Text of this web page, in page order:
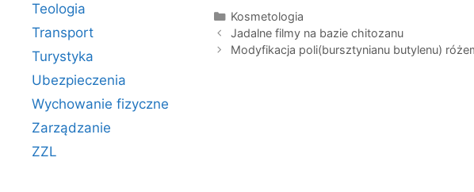
Kategorie
Kosmetologia
Jadalne filmy na bazie chitozanu
Modyfikacja poli(bursztynianu butylenu)
Teologia
Transport
Turystyka
Ubezpieczenia
Wychowanie fizyczne
Zarządzanie
ZZL